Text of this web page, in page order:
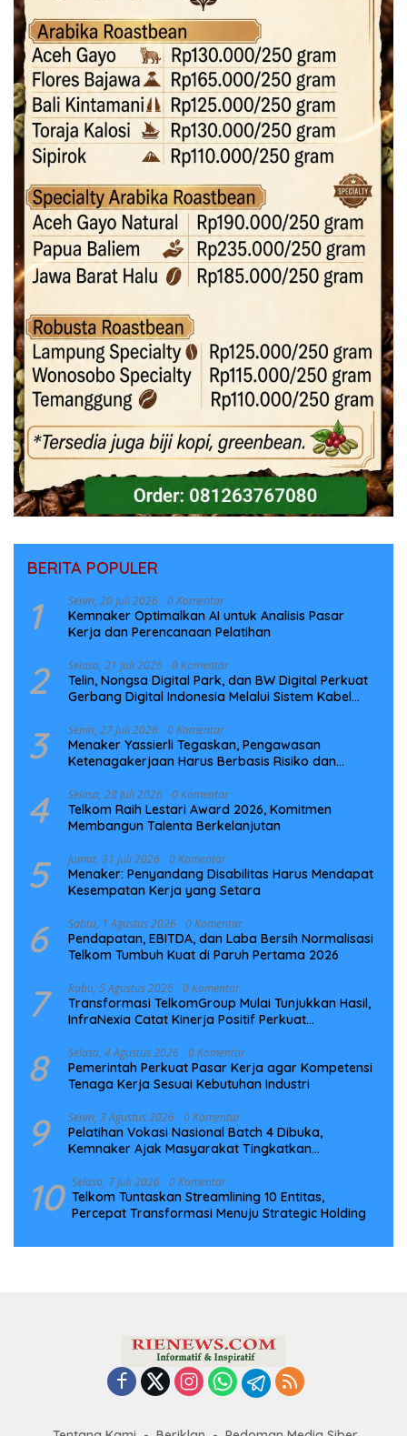
BERITA POPULER
1 Senin, 20 Juli 2026 0 Komentar
Kemnaker Optimalkan AI untuk Analisis Pasar
Kerja dan Perencanaan Pelatihan
2 Selasa, 21 Juli 2026 0 Komentar
Telin, Nongsa Digital Park, dan BW Digital Perkuat
Gerbang Digital Indonesia Melalui Sistem Kabel
3 Senin, 27 Juli 2026 0 Komentar
Menaker Yassierli Tegaskan, Pengawasan
Ketenagakerjaan Harus Berbasis Risiko dan
4 Selasa, 28 Juli 2026 0 Komentar
Telkom Raih Lestari Award 2026, Komitmen
Membangun Talenta Berkelanjutan
5 Jumat, 31 Juli 2026 0 Komentar
Menaker: Penyandang Disabilitas Harus Mendapat
Kesempatan Kerja yang Setara
6 Sabtu, 1 Agustus 2026 0 Komentar
Pendapatan, EBITDA, dan Laba Bersih Normalisasi
Telkom Tumbuh Kuat di Paruh Pertama 2026
7 Rabu, 5 Agustus 2026 0 Komentar
Transformasi TelkomGroup Mulai Tunjukkan Hasil,
InfraNexia Catat Kinerja Positif Perkuat
8 Selasa, 4 Agustus 2026 0 Komentar
Pemerintah Perkuat Pasar Kerja agar Kompetensi
Tenaga Kerja Sesuai Kebutuhan Industri
9 Senin, 3 Agustus 2026 0 Komentar
Pelatihan Vokasi Nasional Batch 4 Dibuka,
Kemnaker Ajak Masyarakat Tingkatkan
10 Selasa, 7 Juli 2026 0 Komentar
Telkom Tuntaskan Streamlining 10 Entitas,
Percepat Transformasi Menuju Strategic Holding